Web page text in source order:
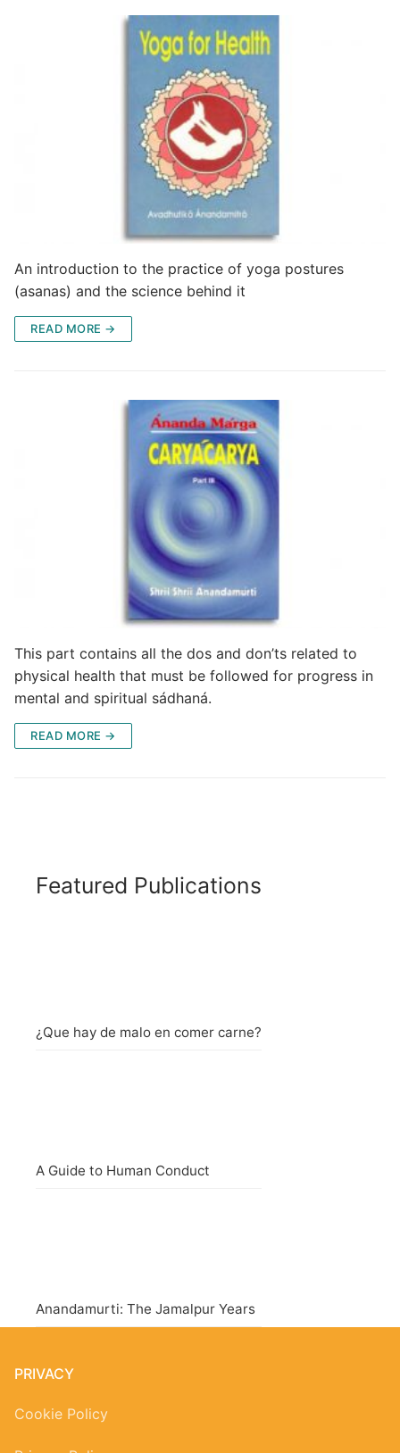
An introduction to the practice of yoga postures
(asanas) and the science behind it
READ MORE →
This part contains all the dos and don’ts related to
physical health that must be followed for progress in
mental and spiritual sádhaná.
READ MORE →
Featured Publications
¿Que hay de malo en comer carne?
A Guide to Human Conduct
Anandamurti: The Jamalpur Years
PRIVACY
Cookie Policy